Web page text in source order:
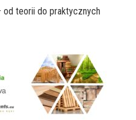
od teorii do praktycznych